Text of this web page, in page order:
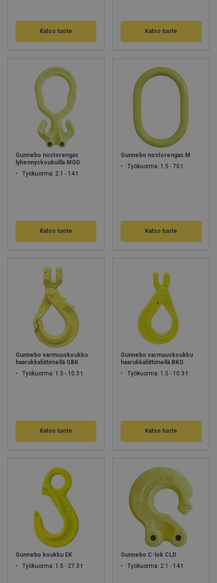
Katso tuote Katso tuote
Gunnebo nostorengas
lyhennyskoukuilla MGD
Työkuorma: 2.1 - 14 t
Katso tuote
Gunnebo nostorengas M
Työkuorma: 1.5 - 70 t
Katso tuote
Gunnebo varmuuskoukku
haarukkaliittimellä GBK
Työkuorma: 1.5 - 10.3 t
Katso tuote
Gunnebo varmuuskoukku
haarukkaliittimellä BKG
Työkuorma: 1.5 - 10.3 t
Katso tuote
Gunnebo koukku EK
Työkuorma: 1.5 - 27.3 t
Gunnebo C-lok CLD
Työkuorma: 2.1 - 14 t